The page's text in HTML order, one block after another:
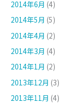
2014年6月 (4)
2014年5月 (5)
2014年4月 (2)
2014年3月 (4)
2014年1月 (2)
2013年12月 (3)
2013年11月 (4)